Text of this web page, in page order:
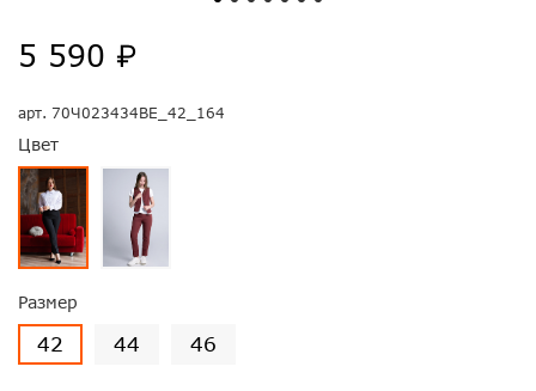
арт. 70Ч023434ВЕ_42_164
Цвет
Размер
42 44 46
5 590 ₽